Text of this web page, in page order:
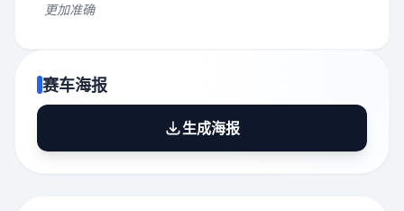
更加准确
赛车海报
生成海报